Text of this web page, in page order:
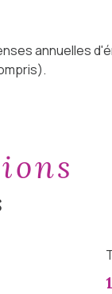
annuelles